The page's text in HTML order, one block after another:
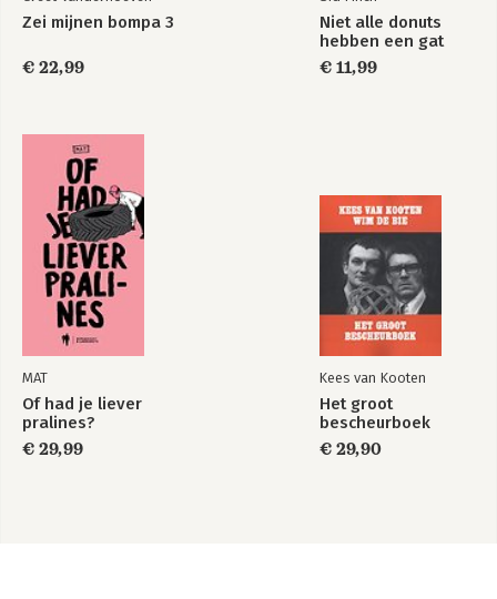
Zei mijnen bompa 3
€ 22,99
Niet alle donuts
hebben een gat
€ 11,99
MAT
Of had je liever
pralines?
€ 29,99
Kees van Kooten
Het groot
bescheurboek
€ 29,90